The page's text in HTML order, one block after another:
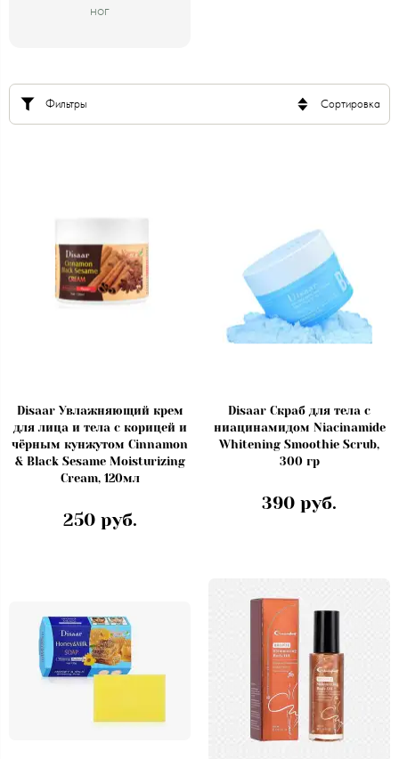
ног
Фильтры Сортировка
Disaar Увлажняющий крем
для лица и тела с корицей и
чёрным кунжутом Cinnamon
& Black Sesame Moisturizing
Cream, 120мл
250 руб.
Disaar Скраб для тела с
ниацинамидом Niacinamide
Whitening Smoothie Scrub,
300 гр
390 руб.